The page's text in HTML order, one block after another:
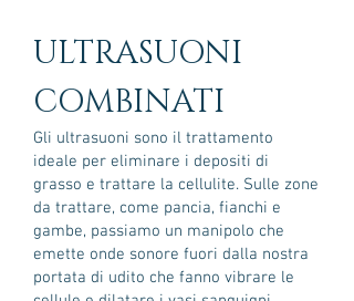
ULTRASUONI
COMBINATI
Gli ultrasuoni sono il trattamento
ideale per eliminare i depositi di
grasso e trattare la cellulite. Sulle zone
da trattare, come pancia, fianchi e
gambe, passiamo un manipolo che
emette onde sonore fuori dalla nostra
portata di udito che fanno vibrare le